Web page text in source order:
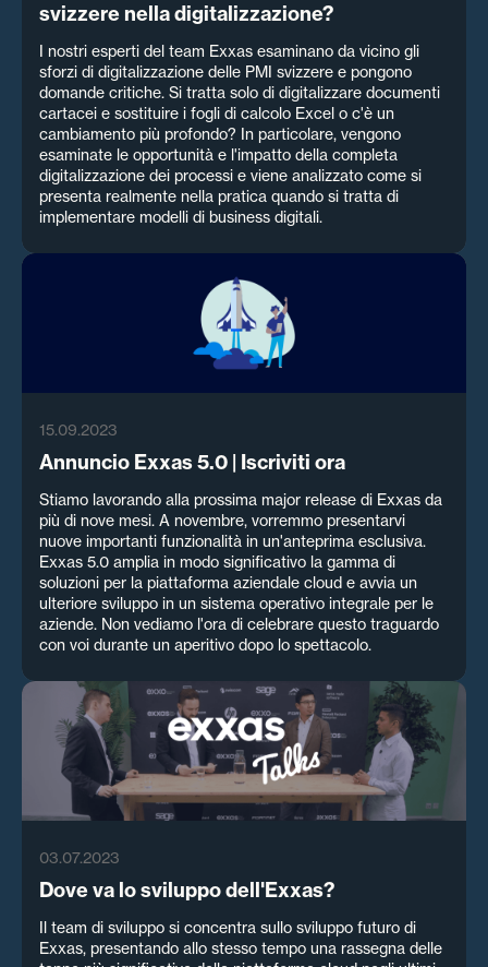
svizzere nella digitalizzazione?
I nostri esperti del team Exxas esaminano da vicino gli
sforzi di digitalizzazione delle PMI svizzere e pongono
domande critiche. Si tratta solo di digitalizzare documenti
cartacei e sostituire i fogli di calcolo Excel o c'è un
cambiamento più profondo? In particolare, vengono
esaminate le opportunità e l'impatto della completa
digitalizzazione dei processi e viene analizzato come si
presenta realmente nella pratica quando si tratta di
implementare modelli di business digitali.
15.09.2023
Annuncio Exxas 5.0 | Iscriviti ora
Stiamo lavorando alla prossima major release di Exxas da
più di nove mesi. A novembre, vorremmo presentarvi
nuove importanti funzionalità in un'anteprima esclusiva.
Exxas 5.0 amplia in modo significativo la gamma di
soluzioni per la piattaforma aziendale cloud e avvia un
ulteriore sviluppo in un sistema operativo integrale per le
aziende. Non vediamo l'ora di celebrare questo traguardo
con voi durante un aperitivo dopo lo spettacolo.
03.07.2023
Dove va lo sviluppo dell'Exxas?
Il team di sviluppo si concentra sullo sviluppo futuro di
Exxas, presentando allo stesso tempo una rassegna delle